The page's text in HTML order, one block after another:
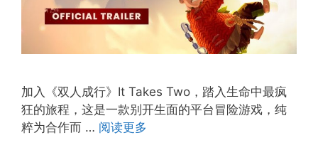
加入《双人成行》It Takes Two，踏入生命中最疯
狂的旅程，这是一款别开生面的平台冒险游戏，纯
粹为合作而 … 阅读更多